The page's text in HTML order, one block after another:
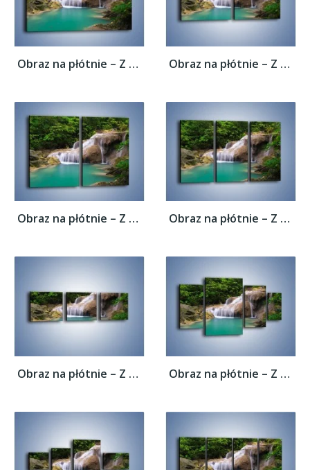
Obraz na płótnie – Z rybą w stronę... Obraz na płótnie – Z rybą w stronę...
Obraz na płótnie – Z rybą w stronę... Obraz na płótnie – Z rybą w stronę...
Obraz na płótnie – Z rybą w stronę... Obraz na płótnie – Z rybą w stronę...